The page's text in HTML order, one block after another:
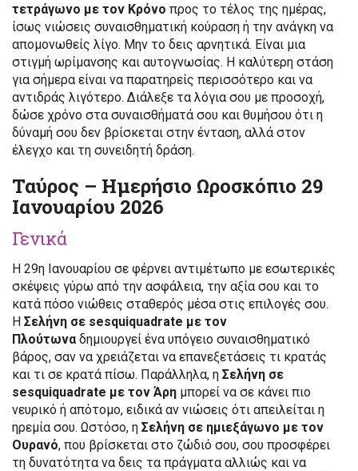
τετράγωνο με τον Κρόνο προς το τέλος της ημέρας,
ίσως νιώσεις συναισθηματική κούραση ή την ανάγκη να
απομονωθείς λίγο. Μην το δεις αρνητικά. Είναι μια
στιγμή ωρίμανσης και αυτογνωσίας. Η καλύτερη στάση
για σήμερα είναι να παρατηρείς περισσότερο και να
αντιδράς λιγότερο. Διάλεξε τα λόγια σου με προσοχή,
δώσε χρόνο στα συναισθήματά σου και θυμήσου ότι η
δύναμή σου δεν βρίσκεται στην ένταση, αλλά στον
έλεγχο και τη συνειδητή δράση.
Ταύρος – Ημερήσιο Ωροσκόπιο 29
Ιανουαρίου 2026
Γενικά
Η 29η Ιανουαρίου σε φέρνει αντιμέτωπο με εσωτερικές
σκέψεις γύρω από την ασφάλεια, την αξία σου και το
κατά πόσο νιώθεις σταθερός μέσα στις επιλογές σου.
Η Σελήνη σε sesquiquadrate με τον
Πλούτωναδημιουργεί ένα υπόγειο συναισθηματικό
βάρος, σαν να χρειάζεται να επανεξετάσεις τι κρατάς
και τι σε κρατά πίσω. Παράλληλα, η Σελήνη σε
sesquiquadrate με τον Άρη μπορεί να σε κάνει πιο
νευρικό ή απότομο, ειδικά αν νιώσεις ότι απειλείται η
ηρεμία σου. Ωστόσο, η Σελήνη σε ημιεξάγωνο με τον
Ουρανό, που βρίσκεται στο ζώδιό σου, σου προσφέρει
τη δυνατότητα να δεις τα πράγματα αλλιώς και να